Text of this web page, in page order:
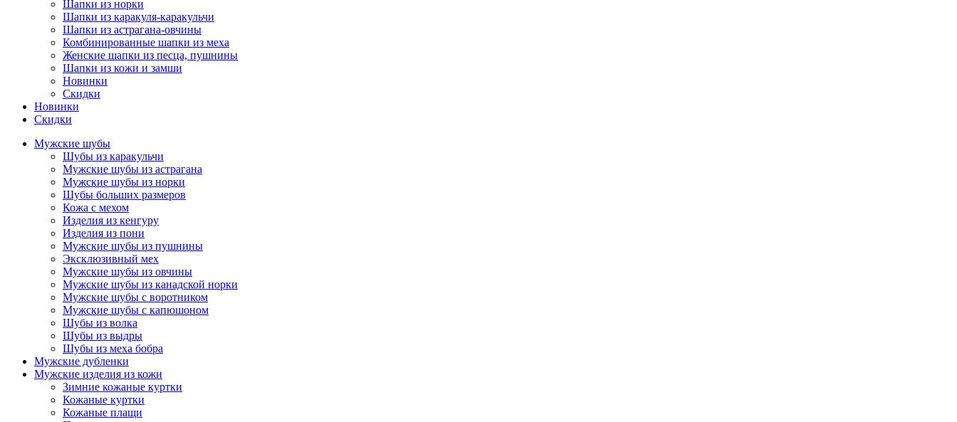
Шапки из норки
Шапки из каракуля-каракульчи
Шапки из астрагана-овчины
Комбинированные шапки из меха
Женские шапки из песца, пушнины
Шапки из кожи и замши
Новинки
Скидки
Новинки
Скидки
Мужские шубы
Шубы из каракульчи
Мужские шубы из астрагана
Мужские шубы из норки
Шубы больших размеров
Кожа с мехом
Изделия из кенгуру
Изделия из пони
Мужские шубы из пушнины
Эксклюзивный мех
Мужские шубы из овчины
Мужские шубы из канадской норки
Мужские шубы с воротником
Мужские шубы с капюшоном
Шубы из волка
Шубы из выдры
Шубы из меха бобра
Мужские дубленки
Мужские изделия из кожи
Зимние кожаные куртки
Кожаные куртки
Кожаные плащи